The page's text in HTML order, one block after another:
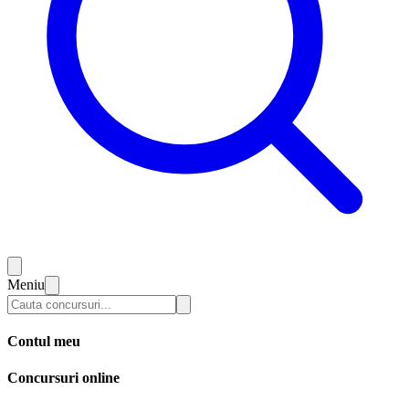
Meniu
Contul meu
Concursuri online